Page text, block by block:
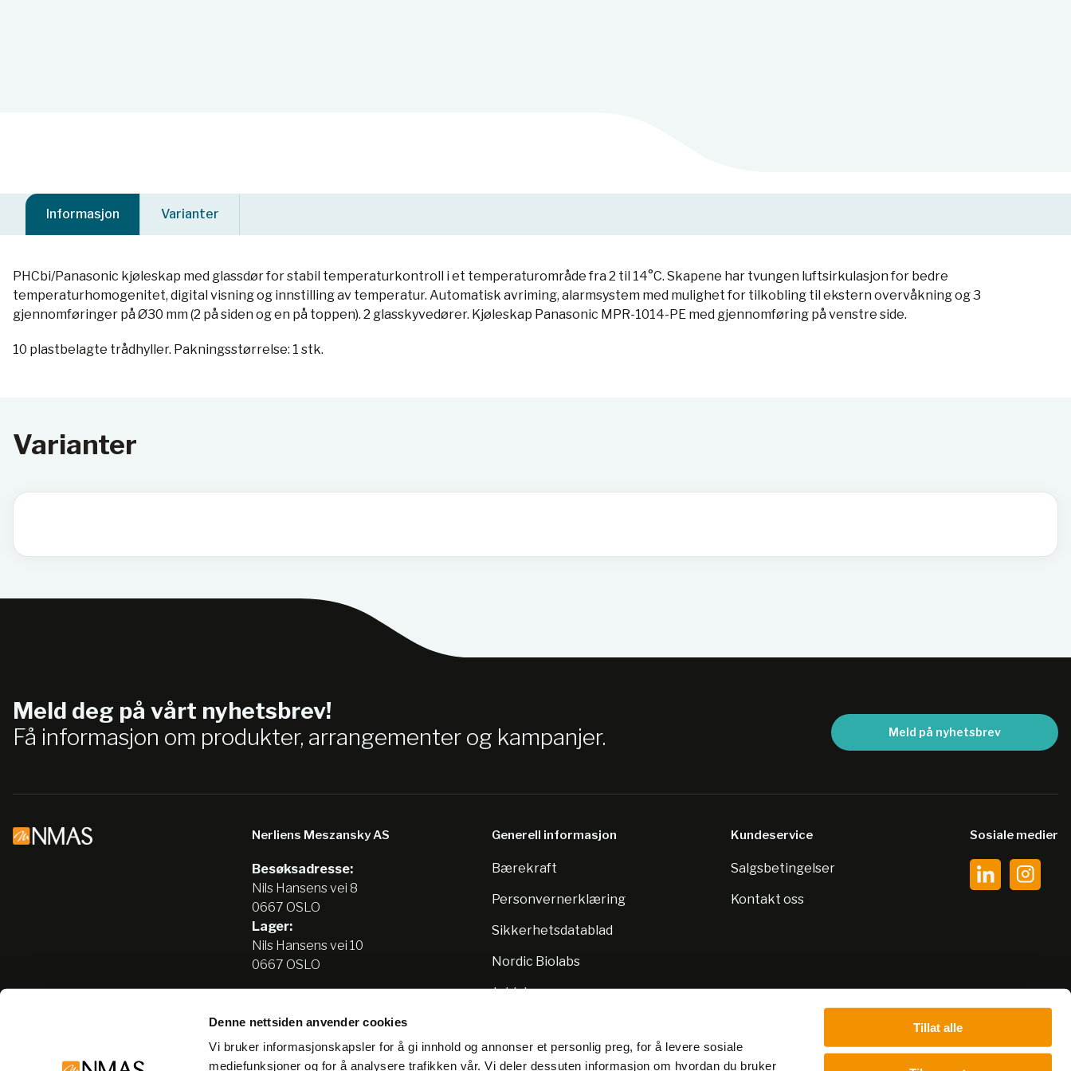
Denne nettsiden anvender cookies
Vi bruker informasjonskapsler for å gi innhold og annonser et personlig preg, for å levere sosiale
mediefunksjoner og for å analysere trafikken vår. Vi deler dessuten informasjon om hvordan du bruker
Tillat alle
Informasjon Varianter
PHCbi/Panasonic kjøleskap med glassdør for stabil temperaturkontroll i et temperaturområde fra 2 til 14°C. Skapene har tvungen luftsirkulasjon for bedre
temperaturhomogenitet, digital visning og innstilling av temperatur. Automatisk avriming, alarmsystem med mulighet for tilkobling til ekstern overvåkning og 3
gjennomføringer på Ø30 mm (2 på siden og en på toppen). 2 glasskyvedører. Kjøleskap Panasonic MPR-1014-PE med gjennomføring på venstre side.
10 plastbelagte trådhyller. Pakningsstørrelse: 1 stk.
Varianter
Meld deg på vårt nyhetsbrev!
Få informasjon om produkter, arrangementer og kampanjer.
Meld på nyhetsbrev
Nerliens Meszansky AS
Besøksadresse:
Nils Hansens vei 8
0667 OSLO
Lager:
Nils Hansens vei 10
0667 OSLO
info@nmas.no
Generell informasjon
Bærekraft
Personvernerklæring
Sikkerhetsdatablad
Nordic Biolabs
Jobb hos oss
Kundeservice
Salgsbetingelser
Kontakt oss
Sosiale medier